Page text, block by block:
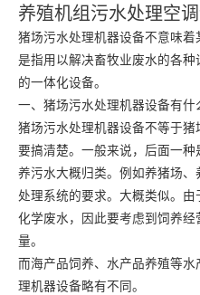
养殖机组污水处理空
猪场污水处理机器设备不意味
是指用以解决畜牧业废水的各
的一体化设备。
一、猪场污水处理机器设备有什
猪场污水处理机器设备不等于
要搞清楚。一般来说，后面一
养污水大概归类。例如养猪场
处理系统的要求。大概类似。
化学废水，因此要考虑到饲养
量。
而海产品饲养、水产品养殖等
理机器设备略有不同。